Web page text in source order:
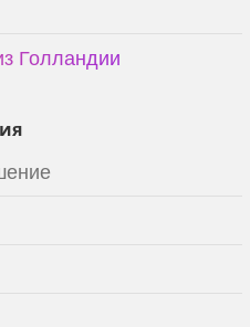
Голландии